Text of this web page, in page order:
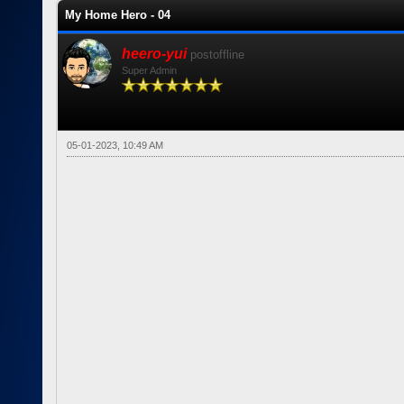
My Home Hero - 04
heero-yui postoffline
Super Admin
05-01-2023, 10:49 AM